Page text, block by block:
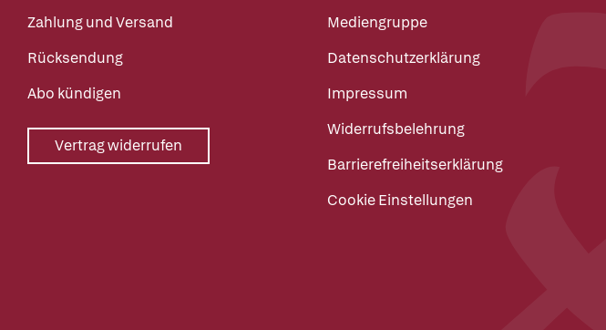
Zahlung und Versand
Rücksendung
Abo kündigen
Vertrag widerrufen
Mediengruppe
Datenschutzerklärung
Impressum
Widerrufsbelehrung
Barrierefreiheitserklärung
Cookie Einstellungen